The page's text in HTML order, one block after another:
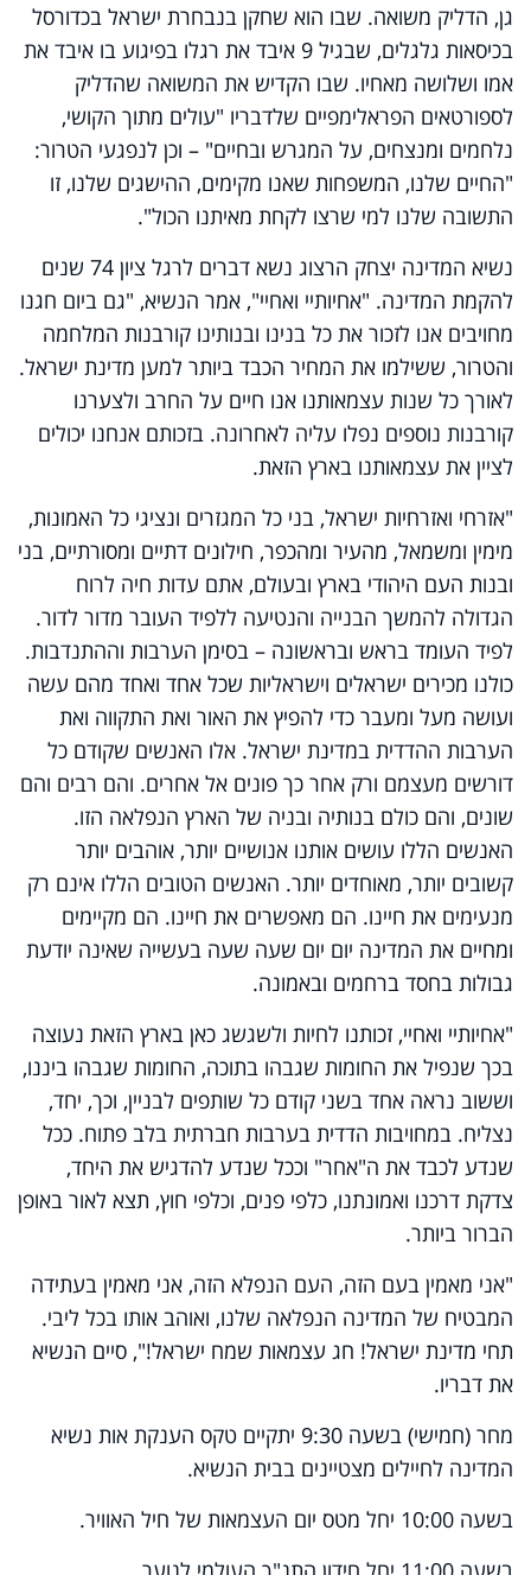
גן, הדליק משואה. שבו הוא שחקן בנבחרת ישראל בכדורסל
בכיסאות גלגלים, שבגיל 9 איבד את רגלו בפיגוע בו איבד את
אמו ושלושה מאחיו. שבו הקדיש את המשואה שהדליק
לספורטאים הפראלימפיים שלדבריו "עולים מתוך הקושי,
נלחמים ומנצחים, על המגרש ובחיים" – וכן לנפגעי הטרור:
"החיים שלנו, המשפחות שאנו מקימים, ההישגים שלנו, זו
התשובה שלנו למי שרצו לקחת מאיתנו הכול".
נשיא המדינה יצחק הרצוג נשא דברים לרגל ציון 74 שנים
להקמת המדינה. "אחיותיי ואחיי", אמר הנשיא, "גם ביום חגנו
מחויבים אנו לזכור את כל בנינו ובנותינו קורבנות המלחמה
והטרור, ששילמו את המחיר הכבד ביותר למען מדינת ישראל.
לאורך כל שנות עצמאותנו אנו חיים על החרב ולצערנו
קורבנות נוספים נפלו עליה לאחרונה. בזכותם אנחנו יכולים
לציין את עצמאותנו בארץ הזאת.
"אזרחי ואזרחיות ישראל, בני כל המגזרים ונציגי כל האמונות,
מימין ומשמאל, מהעיר ומהכפר, חילונים דתיים ומסורתיים, בני
ובנות העם היהודי בארץ ובעולם, אתם עדות חיה לרוח
הגדולה להמשך הבנייה והנטיעה ללפיד העובר מדור לדור.
לפיד העומד בראש ובראשונה – בסימן הערבות וההתנדבות.
כולנו מכירים ישראלים וישראליות שכל אחד ואחד מהם עשה
ועושה מעל ומעבר כדי להפיץ את האור ואת התקווה ואת
הערבות ההדדית במדינת ישראל. אלו האנשים שקודם כל
דורשים מעצמם ורק אחר כך פונים אל אחרים. והם רבים והם
שונים, והם כולם בנותיה ובניה של הארץ הנפלאה הזו.
האנשים הללו עושים אותנו אנושיים יותר, אוהבים יותר
קשובים יותר, מאוחדים יותר. האנשים הטובים הללו אינם רק
מנעימים את חיינו. הם מאפשרים את חיינו. הם מקיימים
ומחיים את המדינה יום יום שעה שעה בעשייה שאינה יודעת
גבולות בחסד ברחמים ובאמונה.
"אחיותיי ואחיי, זכותנו לחיות ולשגשג כאן בארץ הזאת נעוצה
בכך שנפיל את החומות שגבהו בתוכה, החומות שגבהו ביננו,
וששוב נראה אחד בשני קודם כל שותפים לבניין, וכך, יחד,
נצליח. במחויבות הדדית בערבות חברתית בלב פתוח. ככל
שנדע לכבד את ה"אחר" וככל שנדע להדגיש את היחד,
צדקת דרכנו ואמונתנו, כלפי פנים, וכלפי חוץ, תצא לאור באופן
הברור ביותר.
"אני מאמין בעם הזה, העם הנפלא הזה, אני מאמין בעתידה
המבטיח של המדינה הנפלאה שלנו, ואוהב אותו בכל ליבי.
תחי מדינת ישראל! חג עצמאות שמח ישראל!", סיים הנשיא
את דבריו.
מחר (חמישי) בשעה 9:30 יתקיים טקס הענקת אות נשיא
המדינה לחיילים מצטיינים בבית הנשיא.
בשעה 10:00 יחל מטס יום העצמאות של חיל האוויר.